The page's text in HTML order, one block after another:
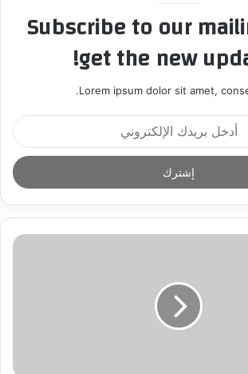
Subscribe to our
get the new
Lorem ipsum dolor sit amet,